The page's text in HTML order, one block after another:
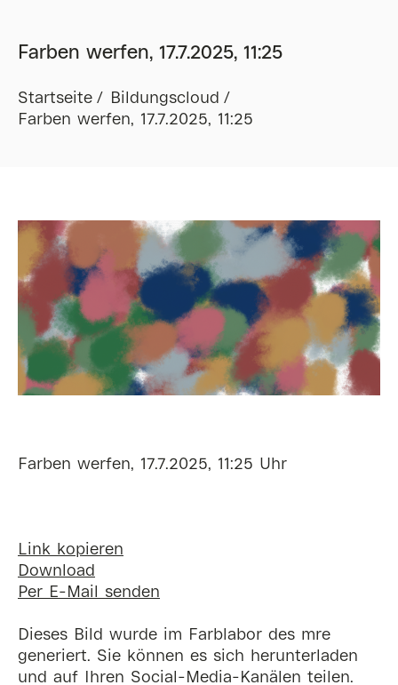
Farben werfen, 17.7.2025, 11:25
Startseite
Bildungscloud
Farben werfen, 17.7.2025, 11:25
Farben werfen, 17.7.2025, 11:25 Uhr
Link kopieren
Download
Per E-Mail senden
Dieses Bild wurde im Farblabor des mre
generiert. Sie können es sich herunterladen
und auf Ihren Social-Media-Kanälen teilen.